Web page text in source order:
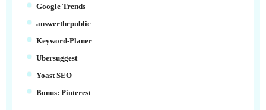
Google Trends
answerthepublic
Keyword-Planer
Ubersuggest
Yoast SEO
Bonus: Pinterest